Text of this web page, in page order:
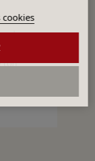
: la
un
affiner
cookies